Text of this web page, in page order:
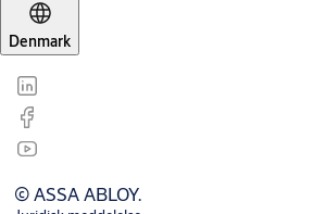
Denmark
© ASSA ABLOY.